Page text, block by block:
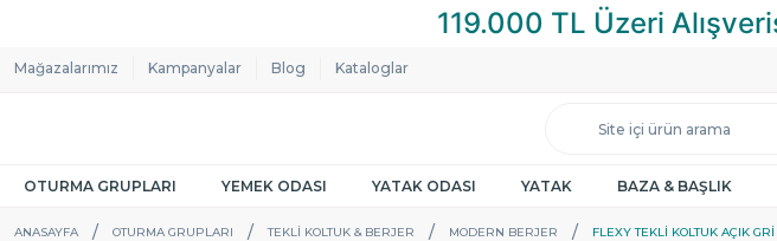
Mağazalarımız Kampanyalar Blog Kataloglar
OTURMA GRUPLARI YEMEK ODASI YATAK ODASI YATAK BAZA & BAŞLIK
ANASAYFA OTURMA GRUPLARI TEKLI KOLTUK & BERJER MODERN BERJER FLEXY TEKLI KOLTUK AÇIK GRI